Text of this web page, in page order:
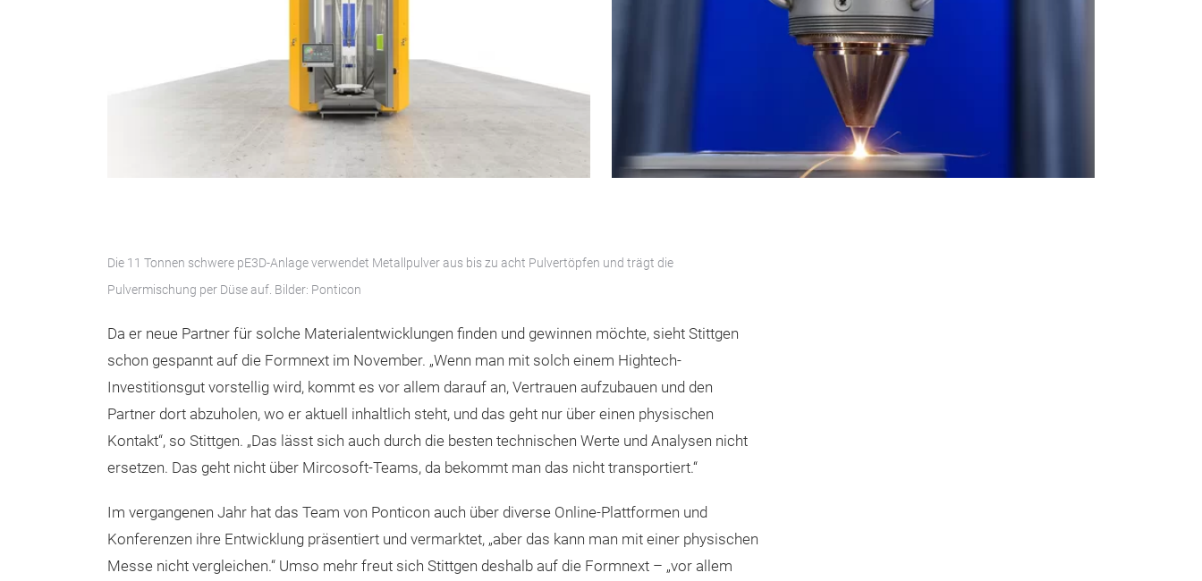
Die 11 Tonnen schwere pE3D-Anlage verwendet Metallpulver aus bis zu acht Pulvertöpfen und trägt die
Pulvermischung per Düse auf. Bilder: Ponticon
Da er neue Partner für solche Materialentwicklungen finden und gewinnen möchte, sieht Stittgen
schon gespannt auf die Formnext im November. „Wenn man mit solch einem Hightech-
Investitionsgut vorstellig wird, kommt es vor allem darauf an, Vertrauen aufzubauen und den
Partner dort abzuholen, wo er aktuell inhaltlich steht, und das geht nur über einen physischen
Kontakt“, so Stittgen. „Das lässt sich auch durch die besten technischen Werte und Analysen nicht
ersetzen. Das geht nicht über Mircosoft-Teams, da bekommt man das nicht transportiert.“
Im vergangenen Jahr hat das Team von Ponticon auch über diverse Online-Plattformen und
Konferenzen ihre Entwicklung präsentiert und vermarktet, „aber das kann man mit einer physischen
Messe nicht vergleichen.“ Umso mehr freut sich Stittgen deshalb auf die Formnext – „vor allem